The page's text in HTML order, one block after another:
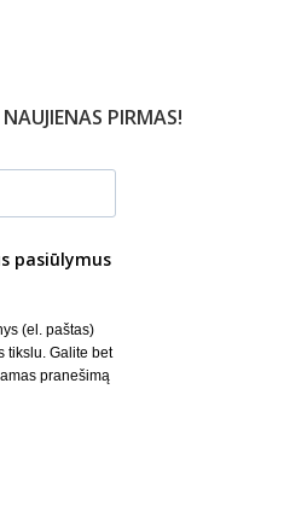
PIRMAS!
pasiūlymus
(el. paštas)
tikslu. Galite bet
pranešimą